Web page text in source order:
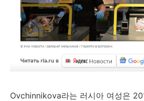
Ovchinnikova라는 러시아 여성은